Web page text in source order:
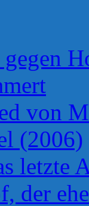
von
(2006)
letzte
der